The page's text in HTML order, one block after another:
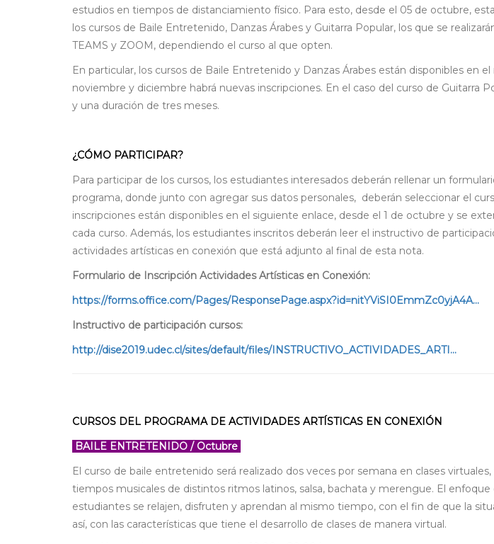
estudios en tiempos de distanciamiento físico. Para esto, desde el 05 de octubre,
los cursos de Baile Entretenido, Danzas Árabes y Guitarra Popular, los que se
TEAMS y ZOOM, dependiendo el curso al que opten.
En particular, los cursos de Baile Entretenido y Danzas Árabes están disponibles en
noviembre y diciembre habrá nuevas inscripciones. En el caso del curso de Guitarra
y una duración de tres meses.
¿CÓMO PARTICIPAR?
Para participar de los cursos, los estudiantes interesados deberán rellenar un
programa, donde junto con agregar sus datos personales, deberán seleccionar el
inscripciones están disponibles en el siguiente enlace, desde el 1 de octubre y se
cada curso. Además, los estudiantes inscritos deberán leer el instructivo de
actividades artísticas en conexión que está adjunto al final de esta nota.
Formulario de Inscripción Actividades Artísticas en Conexión:
https://forms.office.com/Pages/ResponsePage.aspx?id=nitYViSI0EmmZc0yjA4A...
Instructivo de participación cursos:
http://dise2019.udec.cl/sites/default/files/INSTRUCTIVO_ACTIVIDADES_ARTI...
CURSOS DEL PROGRAMA DE ACTIVIDADES ARTÍSTICAS EN CONEXIÓN
BAILE ENTRETENIDO / Octubre
El curso de baile entretenido será realizado dos veces por semana en clases
tiempos musicales de distintos ritmos latinos, salsa, bachata y merengue. El
estudiantes se relajen, disfruten y aprendan al mismo tiempo, con el fin de que la
así, con las características que tiene el desarrollo de clases de manera virtual.